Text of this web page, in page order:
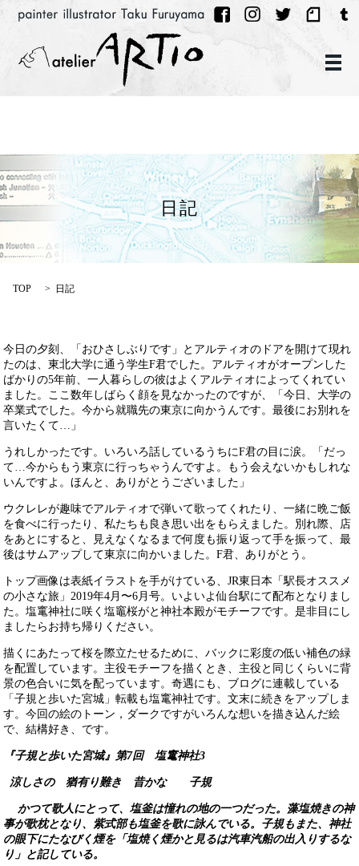
メ
日記
TOP 日記
今日の夕刻、「おひさしぶりです」とアルティオのドアを開けて現れ
たのは、東北大学に通う学生F君でした。アルティオがオープンした
ばかりの5年前、一人暮らしの彼はよくアルティオによってくれてい
ました。ここ数年しばらく顔を見なかったのですが、「今日、大学の
卒業式でした。今から就職先の東京に向かうんです。最後にお別れを
言いたくて…」
うれしかったです。いろいろ話しているうちにF君の目に涙。「だっ
て…今からもう東京に行っちゃうんですよ。もう会えないかもしれな
いんですよ。ほんと、ありがとうございました」
ウクレレが趣味でアルティオで弾いて歌ってくれたり、一緒に晩ご飯
を食べに行ったり、私たちも良き思い出をもらえました。別れ際、店
をあとにすると、見えなくなるまで何度も振り返って手を振って、最
後はサムアップして東京に向かいました。F君、ありがとう。
トップ画像は表紙イラストを手がけている、JR東日本「駅長オススメ
の小さな旅」2019年4月〜6月号。いよいよ仙台駅にて配布となりまし
た。塩竃神社に咲く塩竈桜がと神社本殿がモチーフです。是非目にし
ましたらお持ち帰りください。
描くにあたって桜を際立たせるために、バックに彩度の低い補色の緑
を配置しています。主役モチーフを描くとき、主役と同じくらいに背
景の色合いに気を配っています。奇遇にも、ブログに連載している
「子規と歩いた宮城」転載も塩竃神社です。文末に続きをアップしま
す。今回の絵のトーン，ダークですがいろんな想いを描き込んだ絵
で、結構好き、です。
『子規と歩いた宮城』第7回 塩竃神社3
涼しさの 猶有り難き 昔かな 子規
かつて歌人にとって、塩釜は憧れの地の一つだった。藻塩焼きの神
事が歌枕となり、紫式部も塩釜を歌に詠んでいる。子規もまた、神社
の眼下にたなびく煙を「塩焼く煙かと見るは汽車汽船の出入りするな
り」と記している。